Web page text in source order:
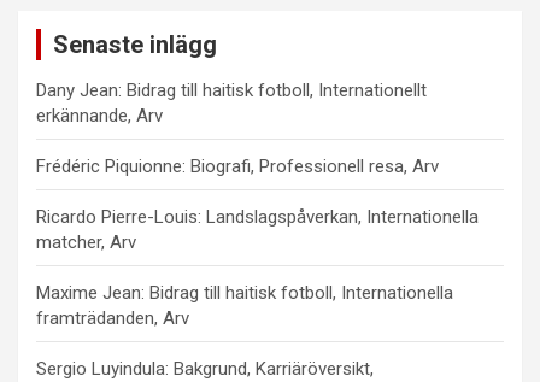
Senaste inlägg
Dany Jean: Bidrag till haitisk fotboll, Internationellt
erkännande, Arv
Frédéric Piquionne: Biografi, Professionell resa, Arv
Ricardo Pierre-Louis: Landslagspåverkan, Internationella
matcher, Arv
Maxime Jean: Bidrag till haitisk fotboll, Internationella
framträdanden, Arv
Sergio Luyindula: Bakgrund, Karriäröversikt,